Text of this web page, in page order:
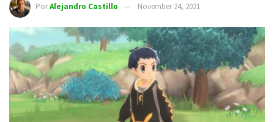
PorAlejandro Castillo November 24, 2021